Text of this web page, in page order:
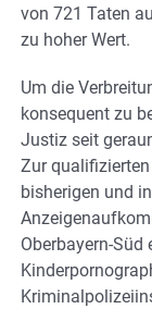
von 721 Taten
zu hoher Wert.
Um die
konsequent zu
Justiz seit
Zur
bisherigen und
Oberbayern-Süd